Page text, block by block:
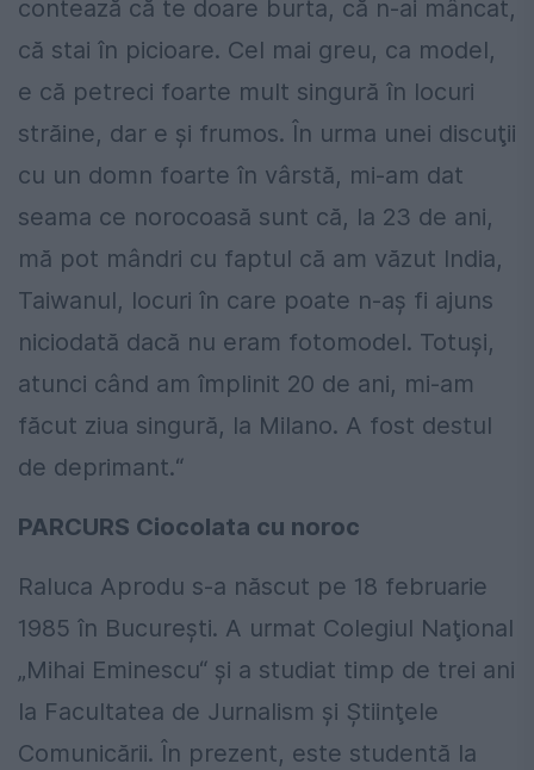
contează că te doare burta, că n-ai mâncat,
că stai în picioare. Cel mai greu, ca model,
e că petreci foarte mult singură în locuri
străine, dar e şi frumos. În urma unei discuţii
cu un domn foarte în vârstă, mi-am dat
seama ce norocoasă sunt că, la 23 de ani,
mă pot mândri cu faptul că am văzut India,
Taiwanul, locuri în care poate n-aş fi ajuns
niciodată dacă nu eram fotomodel. Totuşi,
atunci când am împlinit 20 de ani, mi-am
făcut ziua singură, la Milano. A fost destul
de deprimant.“
PARCURS Ciocolata cu noroc
Raluca Aprodu s-a născut pe 18 februarie
1985 în Bucureşti. A urmat Colegiul Naţional
„Mihai Eminescu“ şi a studiat timp de trei ani
la Facultatea de Jurnalism şi Ştiinţele
Comunicării. În prezent, este studentă la